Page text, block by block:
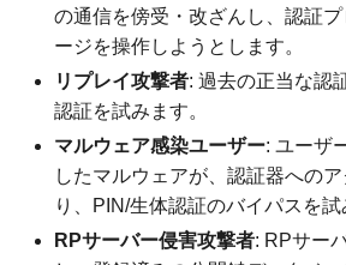
の通信を傍受・改ざんし、認証
ージを操作しようとします。
リプレイ攻撃者: 過去の正当な認
認証を試みます。
マルウェア感染ユーザー: ユーザ
したマルウェアが、認証器への
り、PIN/生体認証のバイパスを試
RPサーバー侵害攻撃者: RPサー